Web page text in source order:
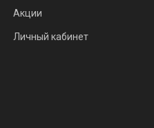
Акции
Личный кабинет